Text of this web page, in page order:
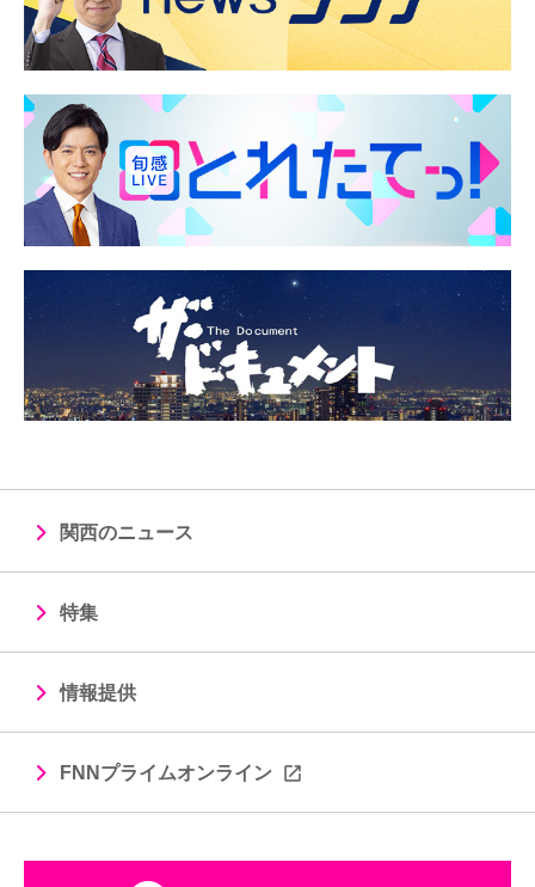
関西のニュース
特集
情報提供
FNNプライムオンライン